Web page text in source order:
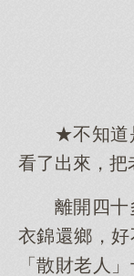
★不知道
看了出來，把
離開四十
衣錦還鄉，
「散財老人